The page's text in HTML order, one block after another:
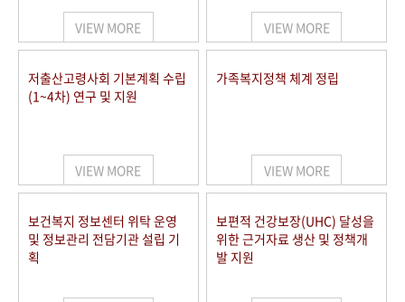
VIEW MORE VIEW MORE
저출산고령사회 기본계획 수립
(1~4차) 연구 및 지원
VIEW MORE
가족복지정책 체계 정립
VIEW MORE
보건복지 정보센터 위탁 운영
및 정보관리 전담기관 설립 기
획
보편적 건강보장(UHC) 달성을
위한 근거자료 생산 및 정책개
발 지원